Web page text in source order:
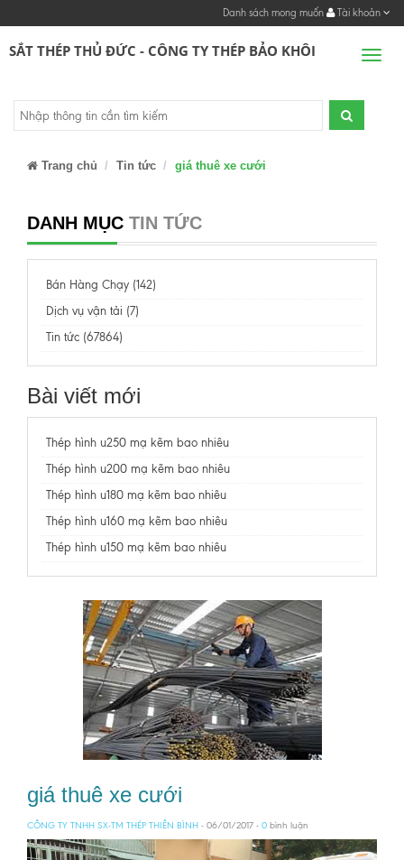
Danh sách mong muốn Tài khoản
SẮT THÉP THỦ ĐỨC - CÔNG TY THÉP BẢO KHÔI
Trang chủ Tin tức giá thuê xe cưới
DANH MỤC TIN TỨC
Bán Hàng Chạy (142)
Dịch vụ vận tải (7)
Tin tức (67864)
Bài viết mới
Thép hình u250 mạ kẽm bao nhiêu
Thép hình u200 mạ kẽm bao nhiêu
Thép hình u180 mạ kẽm bao nhiêu
Thép hình u160 mạ kẽm bao nhiêu
Thép hình u150 mạ kẽm bao nhiêu
giá thuê xe cưới
CÔNG TY TNHH SX-TM THÉP THIÊN BÌNH - 06/01/2017 - 0 bình luận